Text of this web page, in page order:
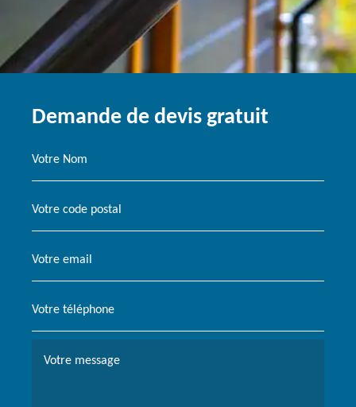
Demande de devis gratuit